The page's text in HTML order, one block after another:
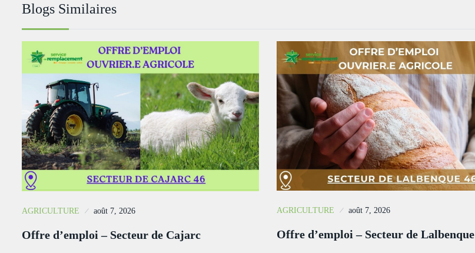
Blogs Similaires
AGRICULTURE août 7, 2026
Offre d’emploi – Secteur de Cajarc
AGRICULTURE août 7, 2026
Offre d’emploi – Secteur de Lalbenque